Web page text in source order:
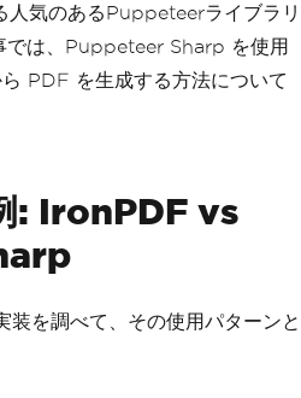
人気のあるPuppeteerライブラリ
では、Puppeteer Sharp を使用
PDF を生成する方法について
: IronPDF vs
装を調べて、その使用パターンと